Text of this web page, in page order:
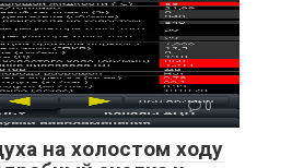
0
на холостом ходу